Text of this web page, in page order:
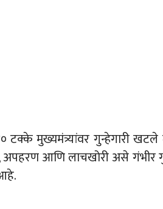
टक्के मुख्यमंत्र्यांवर गुन्हेगारी
अपहरण आणि लाचखोरी असे